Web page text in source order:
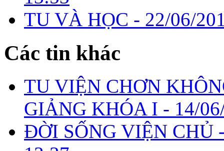
TU VÀ HỌC - 22/06/
Các tin khác
TU VIỆN CHƠN
GIẢNG KHÓA I - 14/
ĐỜI SỐNG VIỆN CHỦ